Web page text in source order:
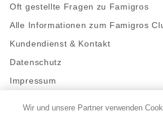
Oft gestellte Fragen zu Famigros
Alle Informationen zum Famigros
Kundendienst & Kontakt
Datenschutz
Impressum
Bleibe mit uns in Kontakt
Wir und unsere Partner verwenden